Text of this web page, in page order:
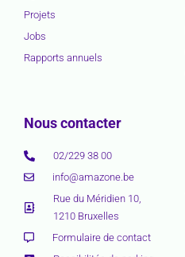
Projets
Jobs
Rapports annuels
Nous contacter
02/229 38 00
info@amazone.be
Rue du Méridien 10,
1210 Bruxelles
Formulaire de contact